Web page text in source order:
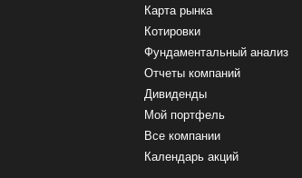
Карта рынка
Котировки
Фундаментальный анализ
Отчеты компаний
Дивиденды
Мой портфель
Все компании
Календарь акций